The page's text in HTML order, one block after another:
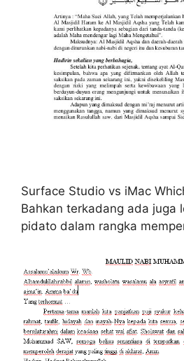
Surface Studio vs iMac
Bahkan terkadang ada juga
pidato dalam rangka